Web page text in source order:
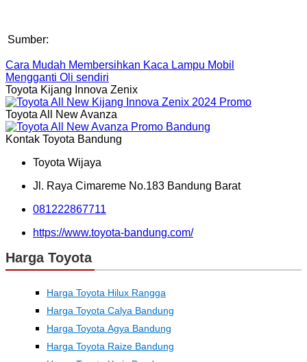
Sumber:
Cara Mudah Membersihkan Kaca Lampu Mobil
Mengganti Oli sendiri
Toyota Kijang Innova Zenix
Toyota All New Avanza
Kontak Toyota Bandung
Toyota Wijaya
Jl. Raya Cimareme No.183 Bandung Barat
081222867711
https://www.toyota-bandung.com/
Harga Toyota
Harga Toyota Hilux Rangga
Harga Toyota Calya Bandung
Harga Toyota Agya Bandung
Harga Toyota Raize Bandung